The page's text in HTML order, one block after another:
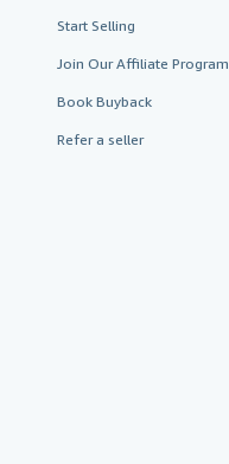
Start Selling
Join Our Affiliate Program
Book Buyback
Refer a seller